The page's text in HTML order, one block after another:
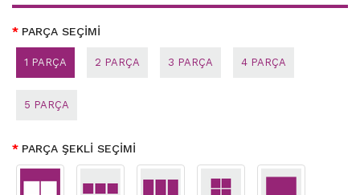
PARÇA SEÇİMİ
1 PARÇA 2 PARÇA 3 PARÇA 4 PARÇA
5 PARÇA
PARÇA ŞEKLİ SEÇİMİ